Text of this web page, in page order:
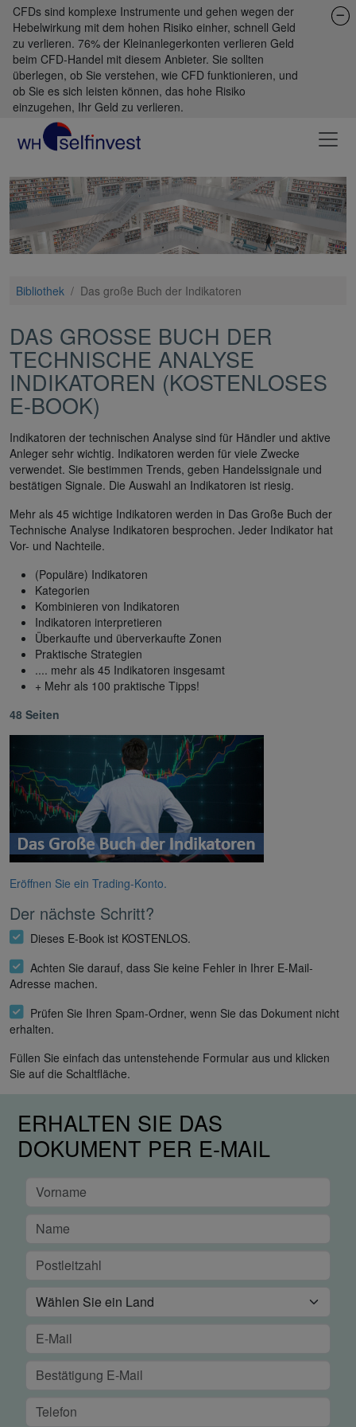
CFDs sind komplexe Instrumente und gehen wegen der
Hebelwirkung mit dem hohen Risiko einher, schnell Geld
zu verlieren. 76% der Kleinanlegerkonten verlieren Geld
beim CFD-Handel mit diesem Anbieter. Sie sollten
überlegen, ob Sie verstehen, wie CFD funktionieren, und
ob Sie es sich leisten können, das hohe Risiko
einzugehen, Ihr Geld zu verlieren.
Bibliothek / Das große Buch der Indikatoren
DAS GROSSE BUCH DER T
ECHNISCHE ANALYSE I
NDIKATOREN (KOSTENLOSES
E-BOOK)
Indikatoren der technischen Analyse sind für Händler und aktive
Anleger sehr wichtig. Indikatoren werden für viele Zwecke
verwendet. Sie bestimmen Trends, geben Handelssignale und
bestätigen Signale. Die Auswahl an Indikatoren ist riesig.
Mehr als 45 wichtige Indikatoren werden in Das Große Buch der
Technische Analyse Indikatoren besprochen. Jeder Indikator hat
Vor- und Nachteile.
(Populäre) Indikatoren
Kategorien
Kombinieren von Indikatoren
Indikatoren interpretieren
Überkaufte und überverkaufte Zonen
Praktische Strategien
.... mehr als 45 Indikatoren insgesamt
+ Mehr als 100 praktische Tipps!
48 Seiten
Eröffnen Sie ein Trading-Konto.
Der nächste Schritt?
Dieses E-Book ist KOSTENLOS.
Achten Sie darauf, dass Sie keine Fehler in Ihrer E-Mail-
Adresse machen.
Prüfen Sie Ihren Spam-Ordner, wenn Sie das Dokument nicht
erhalten.
Füllen Sie einfach das untenstehende Formular aus und klicken
Sie auf die Schaltfläche.
ERHALTEN SIE DAS
DOKUMENT PER E-MAIL